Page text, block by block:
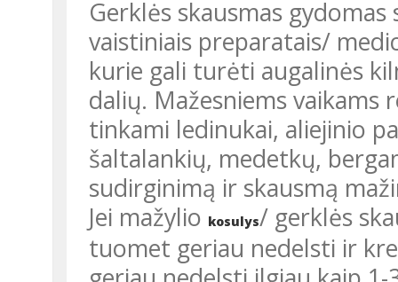
Gerklės skausmas gydomas skausmą ir uždegimą mažinančiais
vaistiniais preparatais/
kurie gali turėti augalinės
dalių. Mažesniems vaikams
tinkami ledinukai, aliejinio
šaltalankių, medetkų,
sudirginimą ir skausmą
Jei mažylio kosulys/ gerklės
tuomet geriau nedelsti ir